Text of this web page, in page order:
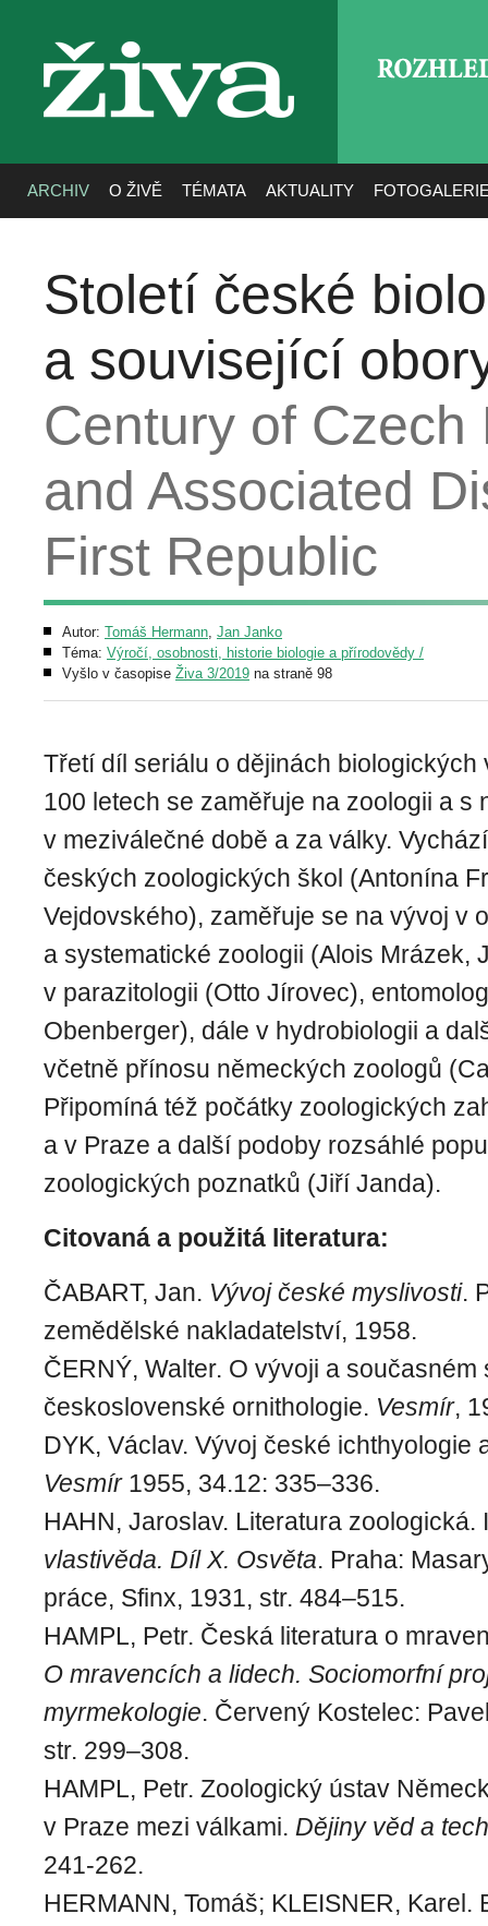
živa
ARCHIV O ŽIVĚ TÉMATA AKTUALITY
Století české
a související
Century of
and Associated
First Republic
Autor: Tomáš Hermann, Jan Janko
Téma: Výročí, osobnosti, historie biologie a přírodovědy /
Vyšlo v časopise Živa 3/2019 na straně 98
Třetí díl seriálu o dějinách biologických
100 letech se zaměřuje na zoologii a s
v meziválečné době a za války.
českých zoologických škol (Antonína
Vejdovského), zaměřuje se na vývoj v
a systematické zoologii (Alois Mrázek,
v parazitologii (Otto Jírovec),
Obenberger), dále v hydrobiologii a
včetně přínosu německých zoologů
Připomíná též počátky zoologických
a v Praze a další podoby rozsáhlé
zoologických poznatků (Jiří Janda).
Citovaná a použitá literatura:
ČABART, Jan. Vývoj české myslivosti.
zemědělské nakladatelství, 1958.
ČERNÝ, Walter. O vývoji a současném
československé ornithologie. Vesmír,
DYK, Václav. Vývoj české ichthyologie
Vesmír1955, 34.12: 335–336.
HAHN, Jaroslav. Literatura zoologická.
vlastivěda. Díl X. Osvěta. Praha:
práce, Sfinx, 1931, str. 484–515.
HAMPL, Petr. Česká literatura o
O mravencích a lidech. Sociomorfní
myrmekologie. Červený Kostelec:
str. 299–308.
HAMPL, Petr. Zoologický ústav
v Praze mezi válkami. Dějiny věd a
241-262.
HERMANN, Tomáš; KLEISNER, Karel.